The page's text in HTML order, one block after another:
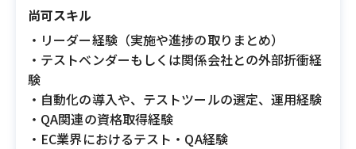
尚可スキル
・リーダー経験（実施や進捗の取りまとめ）
・テストベンダーもしくは関係会社との外部折衝経
験
・自動化の導入や、テストツールの選定、運用経験
・QA関連の資格取得経験
・EC業界におけるテスト・QA経験